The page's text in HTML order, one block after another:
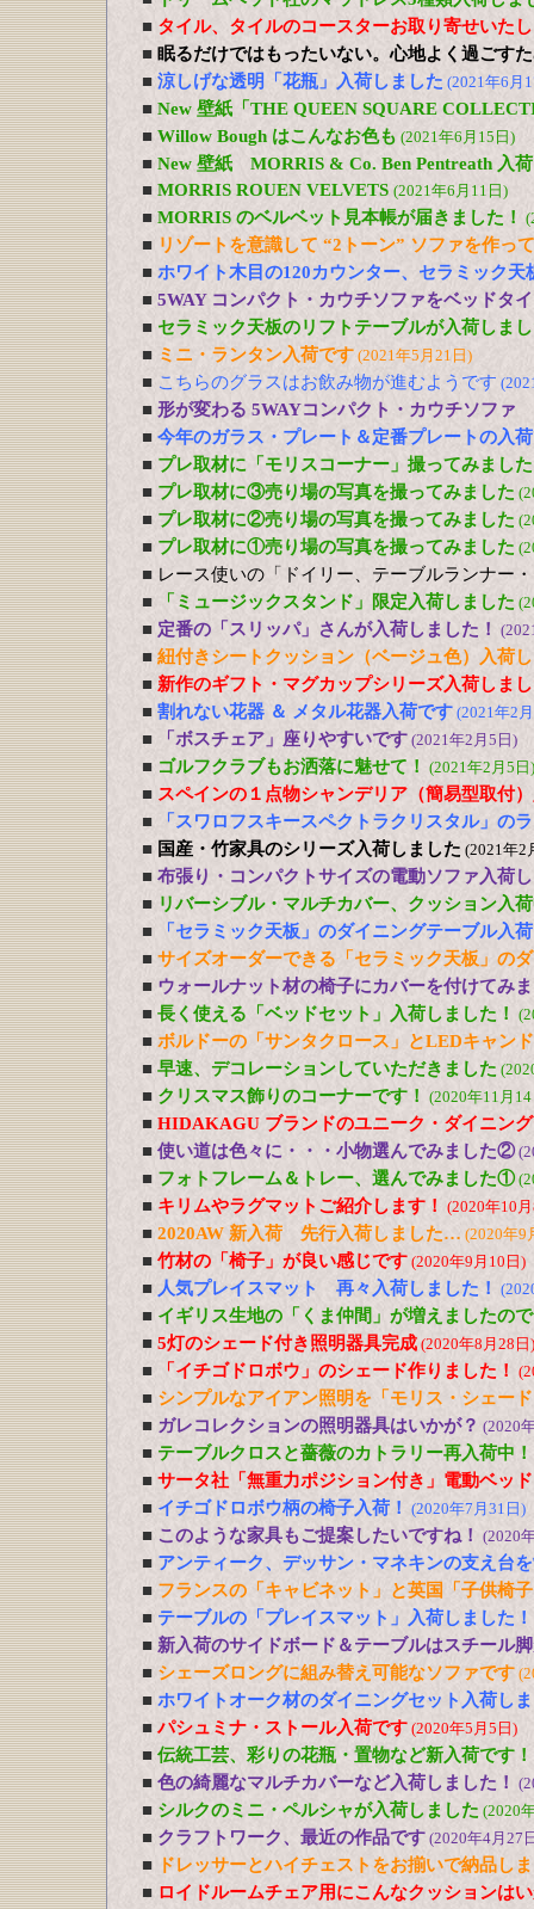
■ タイル、タイルのコースターお取り寄せいた
■ 眠るだけではもったいない。心地よく過ごす
■ 涼しげな透明「花瓶」入荷しました (2021年6月
■ New 壁紙「THE QUEEN SQUARE
■ Willow Bough はこんなお色も (2021年6月15日)
■ New 壁紙 MORRIS & Co. Ben Pentreath 入
■ MORRIS ROUEN VELVETS (2021年6月11日)
■ MORRIS のベルベット見本帳が届きました！
■ リゾートを意識して “2トーン” ソファを作っ
■ ホワイト木目の120カウンター、セラミック天
■ 5WAY コンパクト・カウチソファをベッドタ
■ セラミック天板のリフトテーブルが入荷しま
■ ミニ・ランタン入荷です (2021年5月21日)
■ こちらのグラスはお飲み物が進むようです
■ 形が変わる 5WAYコンパクト・カウチソファ
■ 今年のガラス・プレート＆定番プレートの入
■ プレ取材に「モリスコーナー」撮ってみました
■ プレ取材に③売り場の写真を撮ってみました
■ プレ取材に②売り場の写真を撮ってみました
■ プレ取材に①売り場の写真を撮ってみました
■ レース使いの「ドイリー、テーブルランナー
■
「ミュージックスタンド」限定入荷しました
■ 定番の「スリッパ」さんが入荷しました！
■ 紐付きシートクッション（ベージュ色）入荷
■ 新作のギフト・マグカップシリーズ入荷しま
■ 割れない花器 ＆ メタル花器入荷です (2021年2
■ 「ボスチェア」座りやすいです (2021年2月5日)
■ ゴルフクラブもお洒落に魅せて！ (2021年2月5日)
■ スペインの１点物シャンデリア（簡易型取付
■
「スワロフスキースペクトラクリスタル」の
■ 国産・竹家具のシリーズ入荷しました (2021年2
■ 布張り・コンパクトサイズの電動ソファ入荷
■ リバーシブル・マルチカバー、クッション入
■
「セラミック天板」のダイニングテーブル入
■ サイズオーダーできる「セラミック天板」の
■ ウォールナット材の椅子にカバーを付けてみ
■ 長く使える「ベッドセット」入荷しました！
■ ボルドーの「サンタクロース」とLEDキャン
■ 早速、デコレーションしていただきました
■ クリスマス飾りのコーナーです！ (2020年11月
■ HIDAKAGU ブランドのユニーク・ダイニン
■ 使い道は色々に・・・小物選んでみました②
■ フォトフレーム＆トレー、選んでみました①
■ キリムやラグマットご紹介します！ (2020年10
■ 2020AW 新入荷 先行入荷しました… (2020年9
■ 竹材の「椅子」が良い感じです (2020年9月10日)
■ 人気プレイスマット 再々入荷しました！
■ イギリス生地の「くま仲間」が増えましたの
■ 5灯のシェード付き照明器具完成 (2020年8月28日)
■ 「イチゴドロボウ」のシェード作りました！
■ シンプルなアイアン照明を「モリス・シェー
■ ガレコレクションの照明器具はいかが？ (2020
■ テーブルクロスと薔薇のカトラリー再入荷中！
■ サータ社「無重力ポジション付き」電動ベッ
■ イチゴドロボウ柄の椅子入荷！ (2020年7月31日)
■ このような家具もご提案したいですね！ (2020
■ アンティーク、デッサン・マネキンの支え台
■ フランスの「キャビネット」と英国「子供椅
■ テーブルの「プレイスマット」入荷しました！
■ 新入荷のサイドボード＆テーブルはスチール
■ シェーズロングに組み替え可能なソファです
■ ホワイトオーク材のダイニングセット入荷し
■ パシュミナ・ストール入荷です (2020年5月5日)
■ 伝統工芸、彩りの花瓶・置物など新入荷です！
■ 色の綺麗なマルチカバーなど入荷しました！
■ シルクのミニ・ペルシャが入荷しました (2020
■ クラフトワーク、最近の作品です (2020年4月27
■
ドレッサーとハイチェストをお揃いで納品し
■ ロイドルームチェア用にこんなクッションは